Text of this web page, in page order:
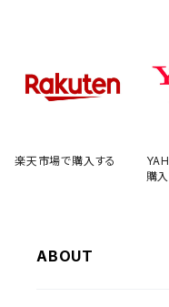
楽天市場で購入する
購
ABOUT